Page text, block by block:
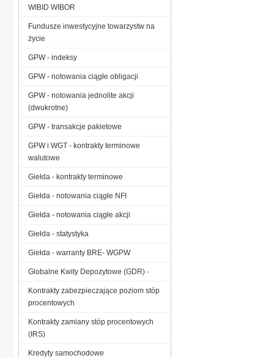
WIBID WIBOR
Fundusze inwestycyjne towarzystw na
życie
GPW - indeksy
GPW - notowania ciągłe obligacji
GPW - notowania jednolite akcji
(dwukrotne)
GPW - transakcje pakietowe
GPW i WGT - kontrakty terminowe
walutowe
Giełda - kontrakty terminowe
Giełda - notowania ciągłe NFI
Giełda - notowania ciągłe akcji
Giełda - statystyka
Giełda - warranty BRE- WGPW
Globalne Kwity Depozytowe (GDR) -
Kontrakty zabezpieczające poziom stóp
procentowych
Kontrakty zamiany stóp procentowych
(IRS)
Kredyty samochodowe